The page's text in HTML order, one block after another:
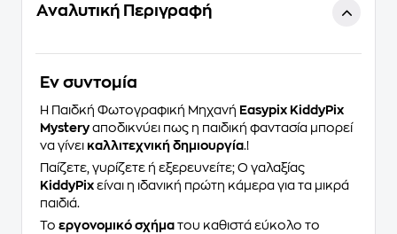
Αναλυτική Περιγραφή
Eν συντομία
Η Παιδκή Φωτογραφική Μηχανή Easypix KiddyPix
Mysteryαποδικνύει πως η παιδική φαντασία μπορεί
να γίνει καλλιτεχνική δημιουργία.!
Παίζετε, γυρίζετε ή εξερευνείτε; Ο γαλαξίας
KiddyPix είναι η ιδανική πρώτη κάμερα για τα μικρά
παιδιά.
Το εργονομικό σχήμα του καθιστά εύκολο το